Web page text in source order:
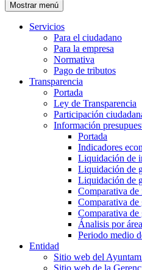
Mostrar menú
Servicios
Para el ciudadano
Para la empresa
Normativa
Pago de tributos
Transparencia
Portada
Ley de Transparencia
Participación
Información
Portada
Indicadores
Liquidación de
Liquidación de
Liquidación de
Comparativa de
Comparativa de
Comparativa de
Ánalisis por
Periodo medio
Entidad
Sitio web del
Sitio web de la